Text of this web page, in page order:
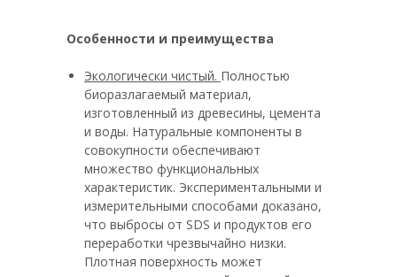
Особенности и преимущества
Экологически чистый. Полностью
биоразлагаемый материал,
изготовленный из древесины, цемента
и воды. Натуральные компоненты в
совокупности обеспечивают
множество функциональных
характеристик. Экспериментальными и
измерительными способами доказано,
что выбросы от SDS и продуктов его
переработки чрезвычайно низки.
Плотная поверхность может